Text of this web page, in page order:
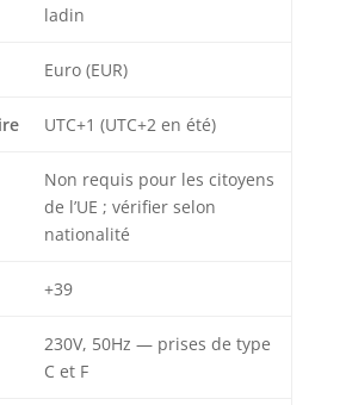
ladin
Euro (EUR)
UTC+1 (UTC+2 en été)
Non requis pour les citoyens
de l’UE ; vérifier selon
nationalité
+39
230V, 50Hz — prises de type
C et F